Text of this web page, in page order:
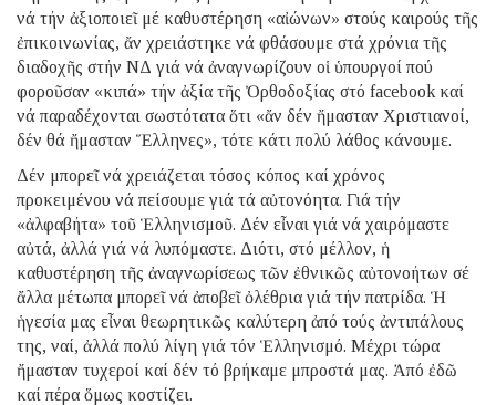
νά τήν ἀξιοποιεῖ μέ καθυστέρηση «αἰώνων» στούς καιρούς τῆς
ἐπικοινωνίας, ἄν χρειάστηκε νά φθάσουμε στά χρόνια τῆς
διαδοχῆς στήν ΝΔ γιά νά ἀναγνωρίζουν οἱ ὑπουργοί πού
φοροῦσαν «κιπά» τήν ἀξία τῆς Ὀρθοδοξίας στό facebook καί
νά παραδέχονται σωστότατα ὅτι «ἄν δέν ἤμασταν Χριστιανοί,
δέν θά ἤμασταν Ἕλληνες», τότε κάτι πολύ λάθος κάνουμε.
Δέν μπορεῖ νά χρειάζεται τόσος κόπος καί χρόνος
προκειμένου νά πείσουμε γιά τά αὐτονόητα. Γιά τήν
«ἀλφαβήτα» τοῦ Ἑλληνισμοῦ. Δέν εἶναι γιά νά χαιρόμαστε
αὐτά, ἀλλά γιά νά λυπόμαστε. Διότι, στό μέλλον, ἡ
καθυστέρηση τῆς ἀναγνωρίσεως τῶν ἐθνικῶς αὐτονοήτων σέ
ἄλλα μέτωπα μπορεῖ νά ἀποβεῖ ὀλέθρια γιά τήν πατρίδα. Ἡ
ἡγεσία μας εἶναι θεωρητικῶς καλύτερη ἀπό τούς ἀντιπάλους
της, ναί, ἀλλά πολύ λίγη γιά τόν Ἑλληνισμό. Μέχρι τώρα
ἤμασταν τυχεροί καί δέν τό βρήκαμε μπροστά μας. Ἀπό ἐδῶ
καί πέρα ὅμως κοστίζει.